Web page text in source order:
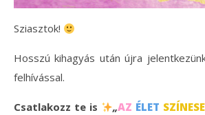
Sziasztok!
Hosszú kihagyás után újra
felhívással.
Csatlakozz te is „AZ ÉLET